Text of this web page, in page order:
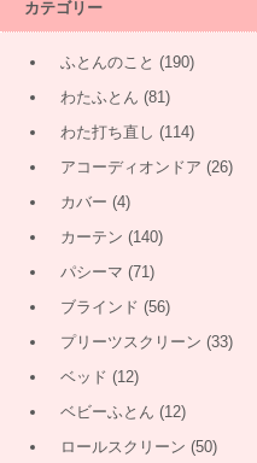
カテゴリー
ふとんのこと (190)
わたふとん (81)
わた打ち直し (114)
アコーディオンドア (26)
カバー (4)
カーテン (140)
パシーマ (71)
ブラインド (56)
プリーツスクリーン (33)
ベッド (12)
ベビーふとん (12)
ロールスクリーン (50)